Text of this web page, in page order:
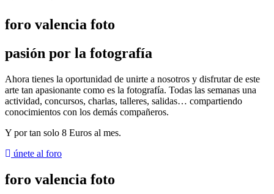
foro valencia foto
pasión por la fotografía
Ahora tienes la oportunidad de unirte a nosotros y disfrutar de este
arte tan apasionante como es la fotografía. Todas las semanas una
actividad, concursos, charlas, talleres, salidas… compartiendo
conocimientos con los demás compañeros.
Y por tan solo 8 Euros al mes.
únete al foro
foro valencia foto